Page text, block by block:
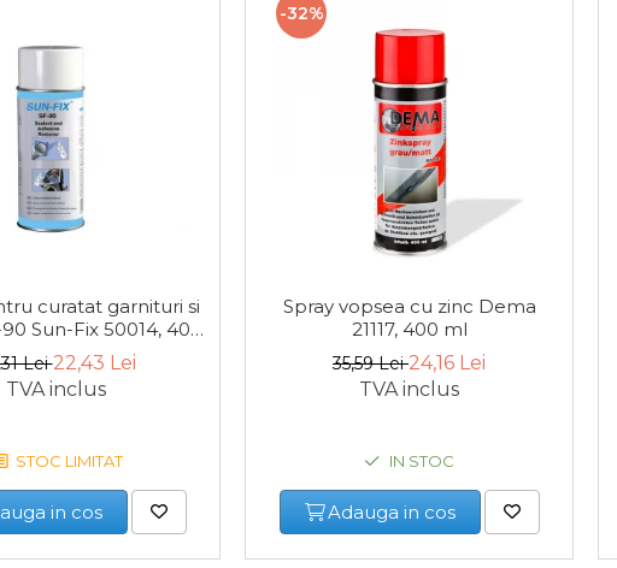
curatat garnituri si
Sun-Fix 50014, 400
ml
Lei22,43 Lei
TVA inclus
STOC LIMITAT
in cos
-32%
Spray vopsea cu zinc Dema
21117, 400 ml
35,59 Lei24,16 Lei
TVA inclus
IN STOC
Adauga in cos